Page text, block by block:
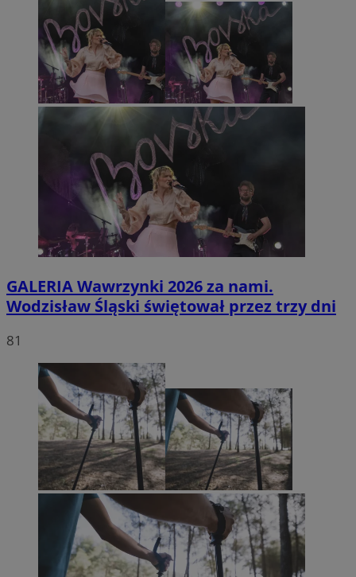
GALERIAWawrzynki 2026 za nami.
Wodzisław Śląski świętował przez trzy dni
81